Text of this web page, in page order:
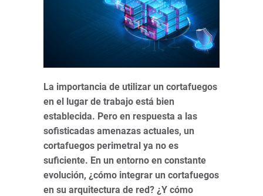
La importancia de utilizar un cortafuegos
en el lugar de trabajo está bien
establecida. Pero en respuesta a las
sofisticadas amenazas actuales, un
cortafuegos perimetral ya no es
suficiente. En un entorno en constante
evolución, ¿cómo integrar un cortafuegos
en su arquitectura de red? ¿Y cómo